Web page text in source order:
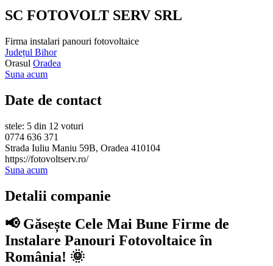
SC FOTOVOLT SERV SRL
Firma instalari panouri fotovoltaice
Județul Bihor
Orasul Oradea
Suna acum
Date de contact
stele: 5 din 12 voturi
0774 636 371
Strada Iuliu Maniu 59B, Oradea 410104
https://fotovoltserv.ro/
Suna acum
Detalii companie
📢 Găsește Cele Mai Bune Firme de
Instalare Panouri Fotovoltaice în
România! 🌞